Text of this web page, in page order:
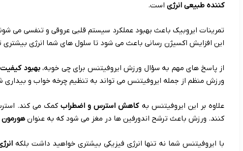
کننده طبیعی انرژی است.
تمرینات ایروبیک باعث بهبود عملکرد سیستم قلبی عروقی و تنفسی می
این افزایش اکسیژن رسانی باعث می شود تا سلول های شما انرژی
از پاسخ‌ های مهم به سؤال ورزش ایروفیتنس برای چی خوبه،بهبود
ورزش منظم از جمله ایروفیتنس می تواند به تنظیم چرخه خواب و بیداری
علاوه بر این ایروفیتنس بهکاهش استرس و اضطرابکمک می کند.
کنند. ورزش باعث ترشح اندورفین ها در مغز می شود که به عنوان
با ایروفیتنس شما نه تنها انرژی فیزیکی بیشتری خواهید داشت بلکه